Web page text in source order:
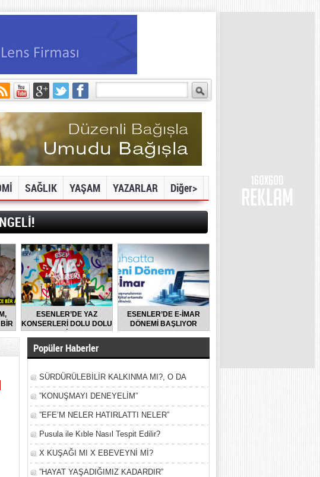
SAĞLIK YAŞAM YAZARLAR Diğer>
ESENLER’DE YAZ
KONSERLERİ DOLU DOLU
GEÇİYOR
ESENLER’DE E-İMAR
DÖNEMİ BAŞLIYOR
Popüler Haberler
SÜRDÜRÜLEBİLİR KALKINMA MI?, O DA
NEYMİŞ?
”KONUŞMAYI DENEYELİM”
”EFE’M NELER HATIRLATTI NELER”
Pusula ile Kıble Nasıl Tespit Edilir?
X KUŞAĞI MI X EBEVEYNİ Mİ?
”HAYAT YAŞADIĞIMIZ KADARDIR”